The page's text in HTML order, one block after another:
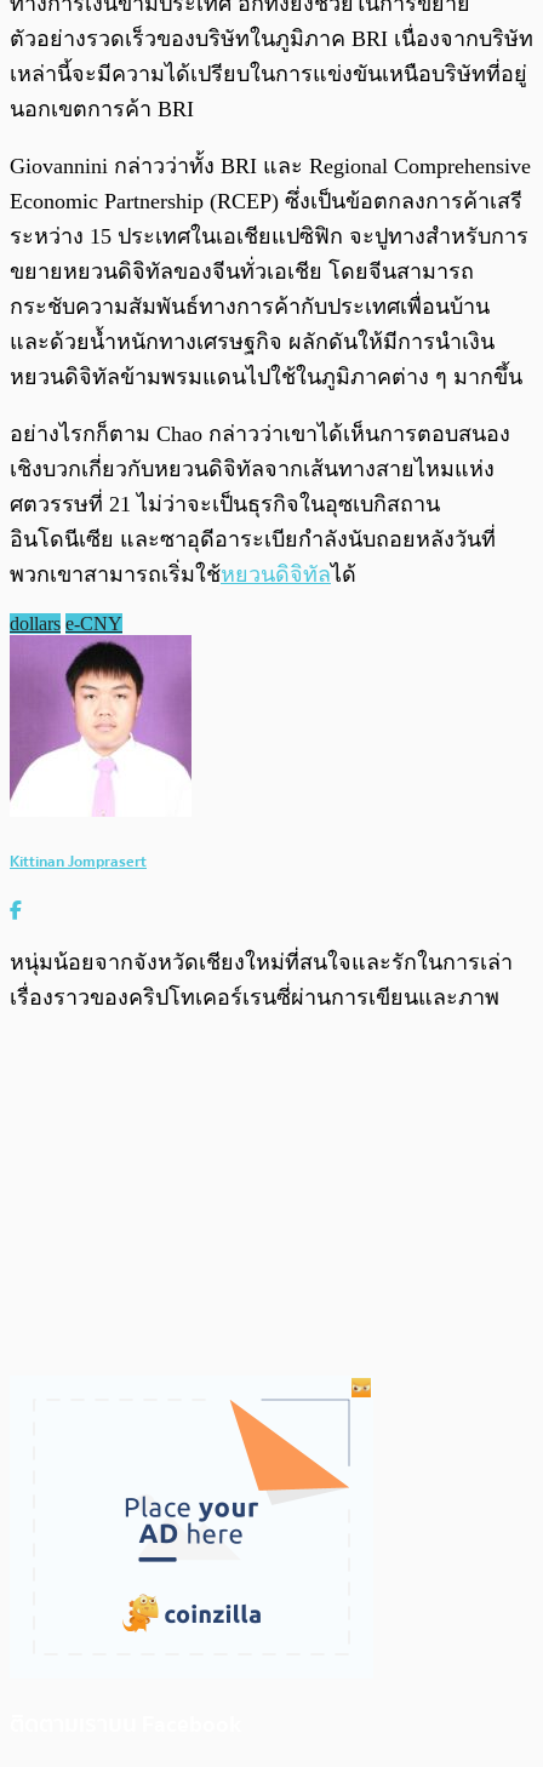
ตัวอย่างรวดเร็วของบริษัทในภูมิภาค BRI เนื่องจากบริษัท
เหล่านี้จะมีความได้เปรียบในการแข่งขันเหนือบริษัทที่อยู่
นอกเขตการค้า BRI
Giovannini กล่าวว่าทั้ง BRI และ Regional Comprehensive
Economic Partnership (RCEP) ซึ่งเป็นข้อตกลงการค้าเสรี
ระหว่าง 15 ประเทศในเอเชียแปซิฟิก จะปูทางสำหรับการ
ขยายหยวนดิจิทัลของจีนทั่วเอเชีย โดยจีนสามารถ
กระชับความสัมพันธ์ทางการค้ากับประเทศเพื่อนบ้าน
และด้วยน้ำหนักทางเศรษฐกิจ ผลักดันให้มีการนำเงิน
หยวนดิจิทัลข้ามพรมแดนไปใช้ในภูมิภาคต่าง ๆ มากขึ้น
อย่างไรกก็ตาม Chao กล่าวว่าเขาได้เห็นการตอบสนอง
เชิงบวกเกี่ยวกับหยวนดิจิทัลจากเส้นทางสายไหมแห่ง
ศตวรรษที่ 21 ไม่ว่าจะเป็นธุรกิจในอุซเบกิสถาน
อินโดนีเซีย และซาอุดีอาระเบียกำลังนับถอยหลังวันที่
พวกเขาสามารถเริ่มใช้หยวนดิจิทัลได้
dollars e-CNY
Kittinan Jomprasert
หนุ่มน้อยจากจังหวัดเชียงใหม่ที่สนใจและรักในการเล่า
เรื่องราวของคริปโทเคอร์เรนซี่ผ่านการเขียนและภาพ